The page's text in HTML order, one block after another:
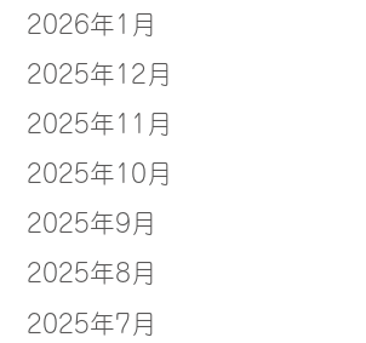
2026年1月
2025年12月
2025年11月
2025年10月
2025年9月
2025年8月
2025年7月